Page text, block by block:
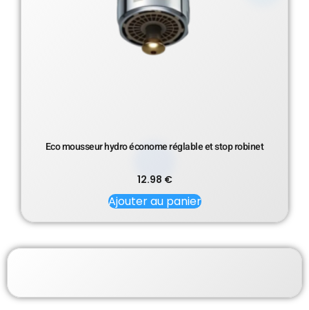
Eco mousseur hydro économe réglable et stop robinet
12.98 €
Ajouter au panier